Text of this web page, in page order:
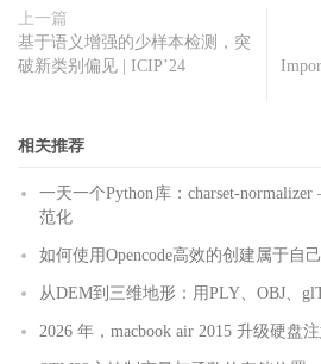
上一篇
基于语义增强的少样本检测，突
破新类别偏见 | ICIP’24
相关推荐
一天一个Python库：charset-
范化
如何使用Opencode高效的创建属于自
从DEM到三维地形：用PLY、OBJ、
2026 年，macbook air 2015 升级硬盘